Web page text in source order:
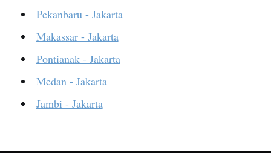
Pekanbaru - Jakarta
Makassar - Jakarta
Pontianak - Jakarta
Medan - Jakarta
Jambi - Jakarta